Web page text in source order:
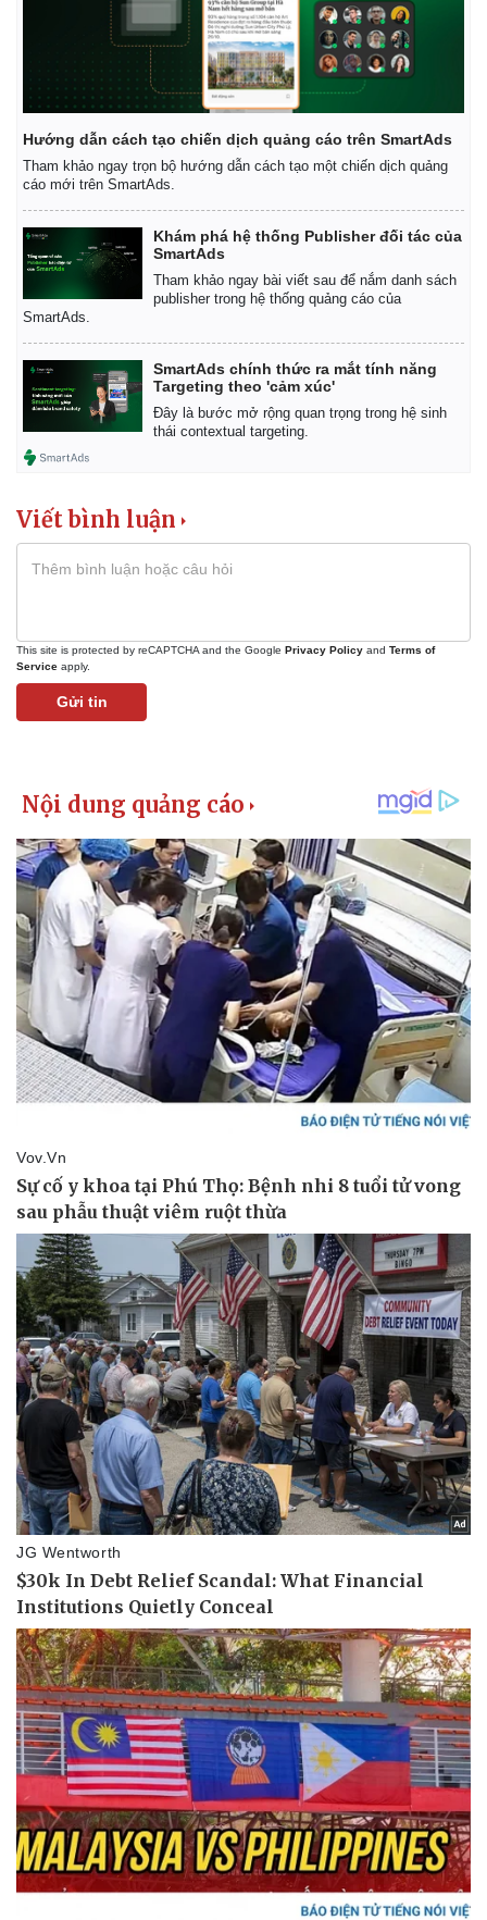
Kinh tế
Bất động sản
Khởi nghiệp
Thị trường
Giá vàng
Tiêu dùng
Tỷ giá
Chứng khoán
Giá cà phê
Hướng dẫn cách tạo chiến dịch quảng cáo trên SmartAds
Tham khảo ngay trọn bộ hướng dẫn cách tạo một chiến dịch quảng
cáo mới trên SmartAds.
Khám phá hệ thống Publisher đối tác của
SmartAds
Tham khảo ngay bài viết sau để nắm danh sách
publisher trong hệ thống quảng cáo của
SmartAds.
SmartAds chính thức ra mắt tính năng
Targeting theo 'cảm xúc'
Đây là bước mở rộng quan trọng trong hệ sinh
thái contextual targeting.
Viết bình luận
This site is protected by reCAPTCHA and the Google Privacy Policy and Terms of
Service apply.
Gửi tin